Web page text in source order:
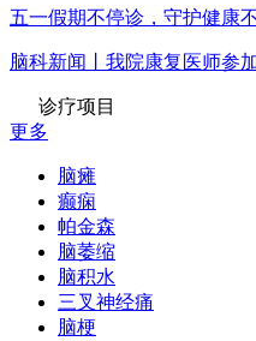
五一假期不停诊，守护健康
脑科新闻丨我院康复医师参
诊疗项目
更多
脑瘫
癫痫
帕金森
脑萎缩
脑积水
三叉神经痛
脑梗